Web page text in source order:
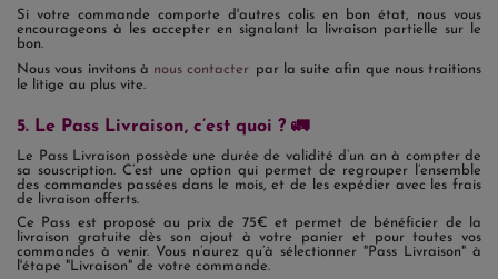
Si votre commande comporte d'autres colis en bon état, nous vous
encourageons à les accepter en signalant la livraison partielle sur le
bon.
Nous vous invitons à nous contacter
par la suite afin que nous traitions
le litige au plus vite.
5. Le Pass Livraison, c’est quoi ? 🚛
Le Pass Livraison possède une durée de validité d’un an à compter de
sa souscription. C’est une option qui permet de regrouper l’ensemble
des commandes passées dans le mois, et de les expédier avec les frais
de livraison offerts.
Ce Pass est proposé au prix de 75€ et permet de bénéficier de la
livraison gratuite dès son ajout à votre panier et pour toutes vos
commandes à venir. Vous n’aurez qu’à sélectionner "Pass Livraison" à
l'étape "Livraison" de votre commande.